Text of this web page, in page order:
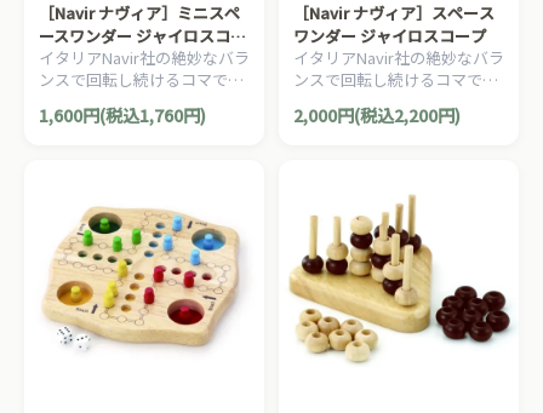
［Navir ナヴィア］ミニスペ
ースワンダー ジャイロスコー
プ
イタリアNavir社の絶妙なバラ
ンスで回転し続けるコマで
1,600円(税込1,760円)
［Navir ナヴィア］スペース
ワンダー ジャイロスコープ
イタリアNavir社の絶妙なバラ
ンスで回転し続けるコマで
2,000円(税込2,200円)